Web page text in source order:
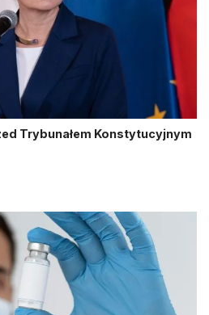
Trybunałem Konstytucyjnym